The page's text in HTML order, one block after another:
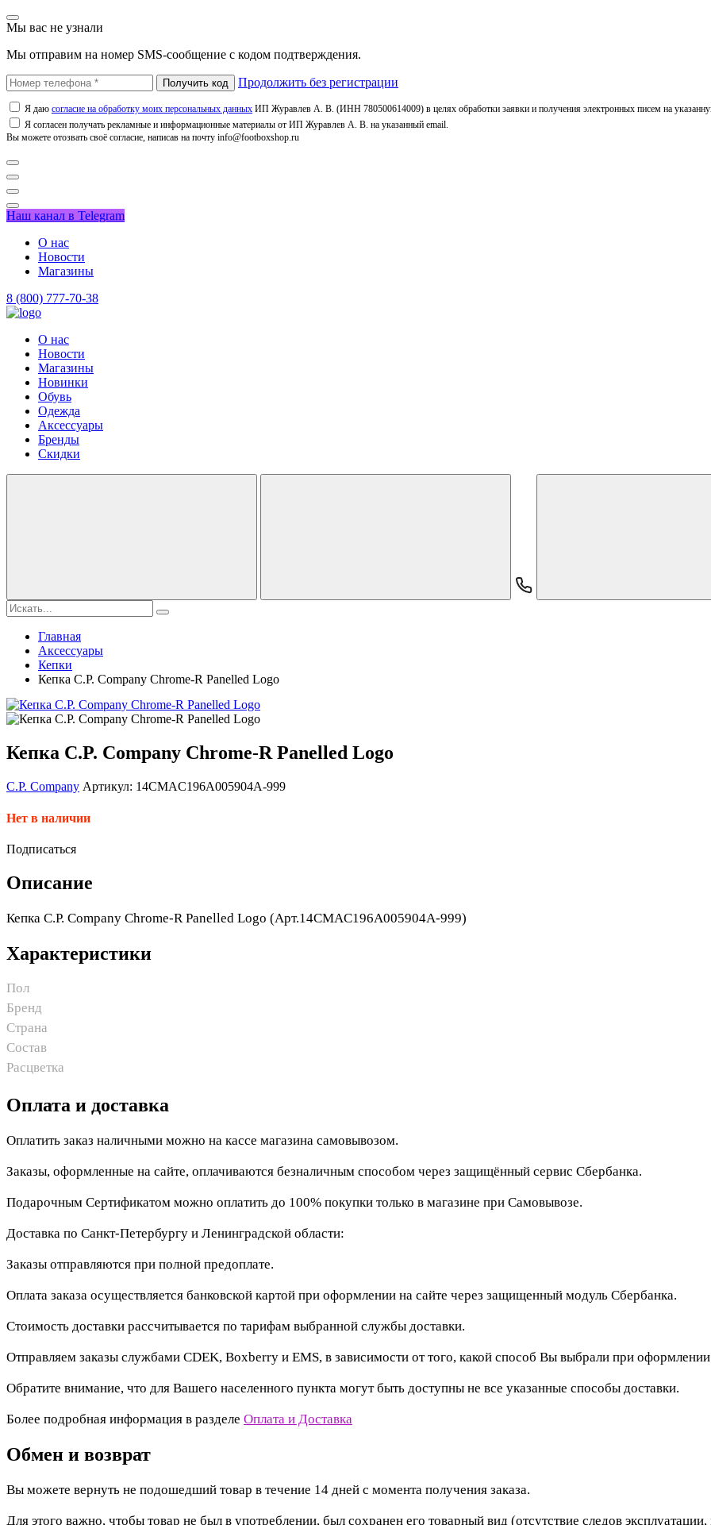
Мы вас не узнали
Мы отправим на номер SMS-сообщение с кодом подтверждения.
Продолжить без регистрации
Я даю согласие на обработку моих персональных данных ИП Журавлев А. В. (ИНН 780500614009) в целях обработки заявки и получения электронных писем на
Я согласен получать рекламные и информационные материалы от ИП Журавлев А. В. на указанный email.
Вы можете отозвать своё согласие, написав на почту info@footboxshop.ru
Наш канал в Telegram
О нас
Новости
Магазины
8 (800) 777-70-38
О нас
Новости
Магазины
Новинки
Обувь
Одежда
Аксессуары
Бренды
Скидки
Главная
Аксессуары
Кепки
Кепка C.P. Company Chrome-R Panelled Logo
Кепка C.P. Company Chrome-R Panelled Logo
C.P. Company Артикул: 14CMAC196A005904A-999
Нет в наличии
Подписаться
Описание
Кепка C.P. Company Chrome-R Panelled Logo (Арт.14CMAC196A005904A-999)
Характеристики
Пол
Бренд
Страна
Состав
Расцветка
Оплата и доставка
Оплатить заказ наличными можно на кассе магазина самовывозом.
Заказы, оформленные на сайте, оплачиваются безналичным способом через защищённый сервис Сбербанка.
Подарочным Сертификатом можно оплатить до 100% покупки только в магазине при Самовывозе.
Доставка по Санкт-Петербургу и Ленинградской области:
Заказы отправляются при полной предоплате.
Оплата заказа осуществляется банковской картой при оформлении на сайте через защищенный модуль Сбербанка.
Стоимость доставки рассчитывается по тарифам выбранной службы доставки.
Отправляем заказы службами CDEK, Boxberry и EMS, в зависимости от того, какой способ Вы выбрали при
Обратите внимание, что для Вашего населенного пункта могут быть доступны не все указанные способы доставки.
Более подробная информация в разделе Оплата и Доставка
Обмен и возврат
Вы можете вернуть не подошедший товар в течение 14 дней с момента получения заказа.
Для этого важно, чтобы товар не был в употреблении, был сохранен его товарный вид (отсутствие следов